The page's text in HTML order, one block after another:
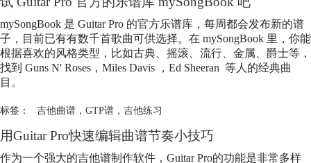
mySongBook 是 Guitar Pro 的官方乐谱库，每周都会发布新的谱
子，目前已有有数千首歌曲可供选择。在 mySongBook 里，你能
根据喜欢的风格类型，比如古典、摇滚、流行、金属、爵士等，
找到 Guns N' Roses，Miles Davis ，Ed Sheeran 等人的经典曲
目。
标签： 吉他曲谱， GTP谱， 吉他练习
用Guitar Pro快速编辑曲谱节奏小技巧
作为一个强大的吉他谱制作软件，Guitar Pro的功能是非常多样